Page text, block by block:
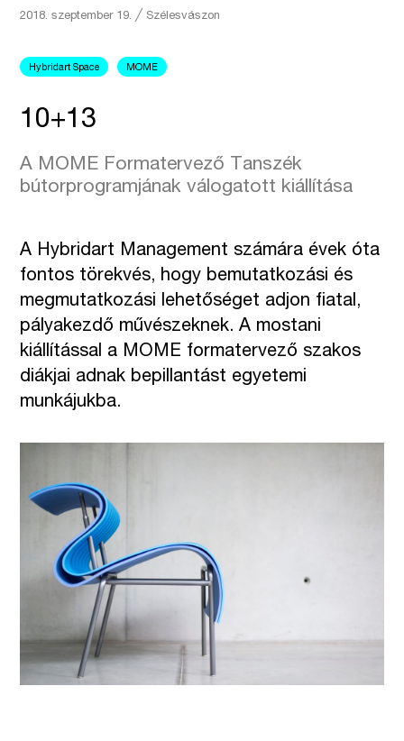
2018. szeptember 19.╱ Szélesvászon
Hybridart Space MOME
10+13
A MOME Formatervező Tanszék
bútorprogramjának válogatott kiállítása
A Hybridart Management számára évek óta
fontos törekvés, hogy bemutatkozási és
megmutatkozási lehetőséget adjon fiatal,
pályakezdő művészeknek. A mostani
kiállítással a MOME formatervező szakos
diákjai adnak bepillantást egyetemi
munkájukba.